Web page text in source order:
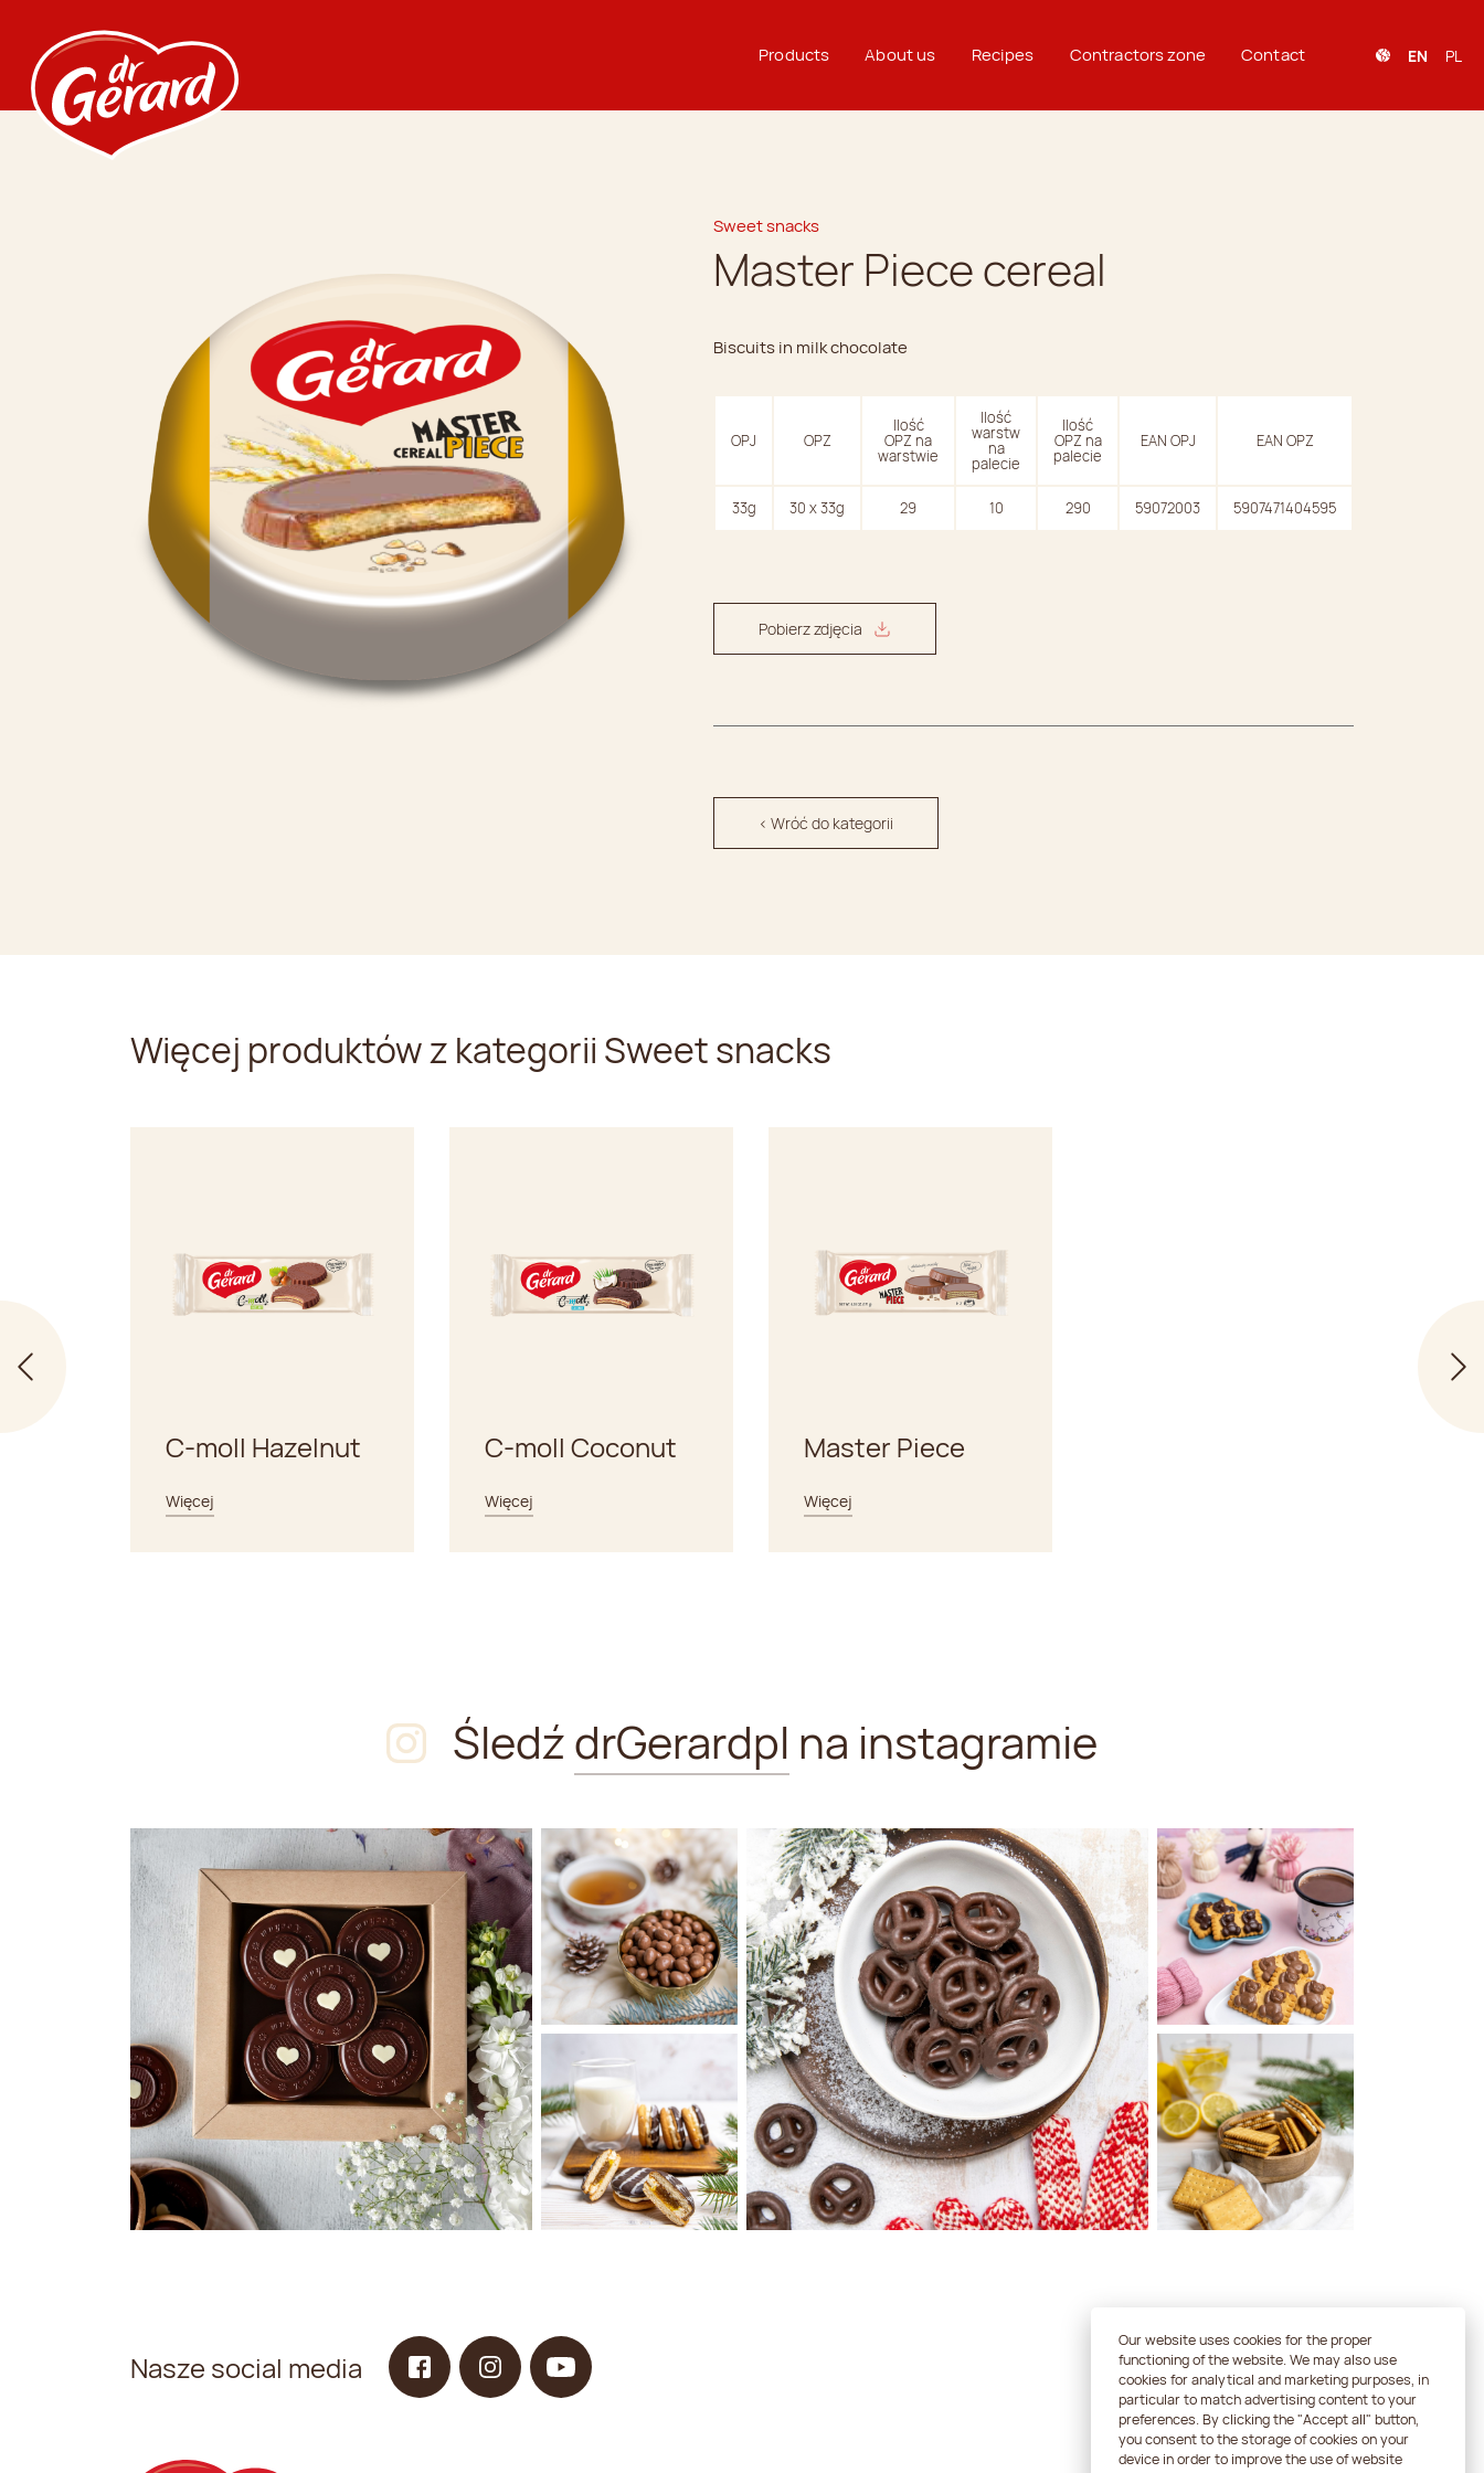
Products About us Recipes Contractors zone Contact EN PL
Sweet snacks
Master Piece cereal
Biscuits in milk chocolate
OPJ OPZ
Ilość
OPZ na
warstwie
Ilość
warstw
na
palecie
Ilość
OPZ na
palecie
EAN OPJ EAN OPZ
33g 30 x 33g 29 10 290 59072003 5907471404595
Pobierz zdjęcia
< Wróć do kategorii
Więcej produktów z kategorii Sweet snacks
C-moll Hazelnut
Więcej
C-moll Coconut
Więcej
Master Piece
Więcej
ŚledźdrGerardpl na instagramie
Nasze social media Skontaktuj się
Our website uses cookies for the proper
functioning of the website. We may also use
cookies for analytical and marketing purposes, in
particular to match advertising content to your
preferences. By clicking the "Accept all" button,
you consent to the storage of cookies on your
device in order to improve the use of website